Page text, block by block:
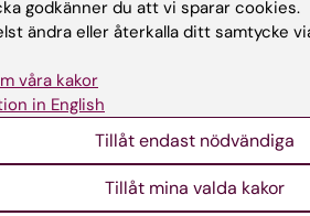
för
välbefinnande i
Vid Karolinska Institutet pågår
ett forskningsprojekt om
godkänner du att vi sparar cookies.
ändra eller återkalla ditt samtycke
våra kakor
in English
Tillåt endast nödvändiga
Tillåt mina valda kakor